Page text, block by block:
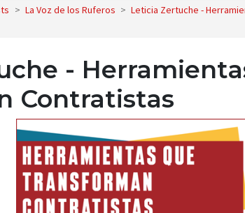
> La Voz de los Ruferos > Leticia Zertuche -
-
Contratistas